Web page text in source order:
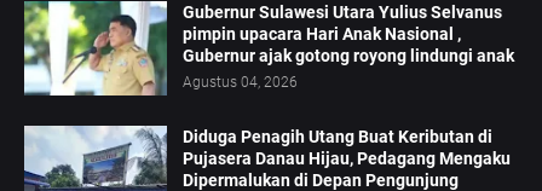
Gubernur Sulawesi Utara Yulius Selvanus
pimpin upacara Hari Anak Nasional ,
Gubernur ajak gotong royong lindungi anak
Agustus 04, 2026
Diduga Penagih Utang Buat Keributan di
Pujasera Danau Hijau, Pedagang Mengaku
Dipermalukan di Depan Pengunjung